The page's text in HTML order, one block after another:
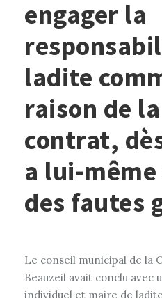
engager la
ladite
raison de
contrat,
a lui-
des fautes
Le conseil municipal de la
Beauzeil avait conclu avec
individuel et maire de